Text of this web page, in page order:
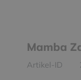
Mamba
Artikel-ID